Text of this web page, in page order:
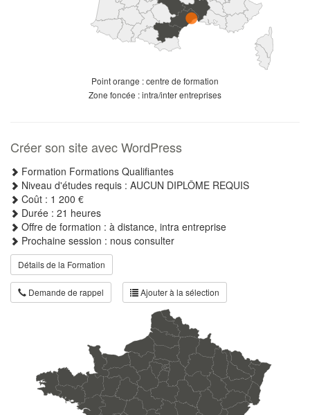
Point orange : centre de formation
Zone foncée : intra/inter entreprises
Créer son site avec WordPress
Formation Formations Qualifiantes
Niveau d'études requis : AUCUN DIPLÔME REQUIS
Coût : 1 200 €
Durée : 21 heures
Offre de formation : à distance, intra entreprise
Prochaine session : nous consulter
Détails de la Formation
Demande de rappel Ajouter à la sélection